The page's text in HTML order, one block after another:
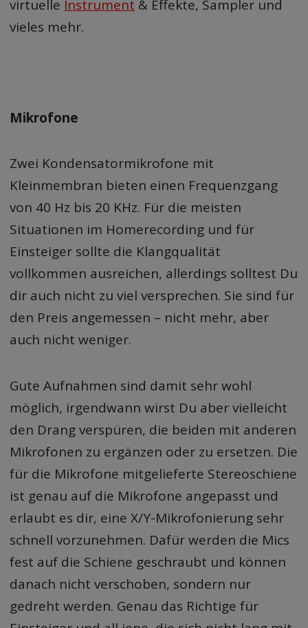
virtuelle Instrument & Effekte, Sampler und
vieles mehr.
Mikrofone
Zwei Kondensatormikrofone mit
Kleinmembran bieten einen Frequenzgang
von 40 Hz bis 20 KHz. Für die meisten
Situationen im Homerecording und für
Einsteiger sollte die Klangqualität
vollkommen ausreichen, allerdings solltest Du
dir auch nicht zu viel versprechen. Sie sind für
den Preis angemessen – nicht mehr, aber
auch nicht weniger.
Gute Aufnahmen sind damit sehr wohl
möglich, irgendwann wirst Du aber vielleicht
den Drang verspüren, die beiden mit anderen
Mikrofonen zu ergänzen oder zu ersetzen. Die
für die Mikrofone mitgelieferte Stereoschiene
ist genau auf die Mikrofone angepasst und
erlaubt es dir, eine X/Y-Mikrofonierung sehr
schnell vorzunehmen. Dafür werden die Mics
fest auf die Schiene geschraubt und können
danach nicht verschoben, sondern nur
gedreht werden. Genau das Richtige für